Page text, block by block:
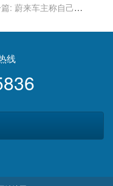
: 蔚来车主称自己油
了保护乘员
线